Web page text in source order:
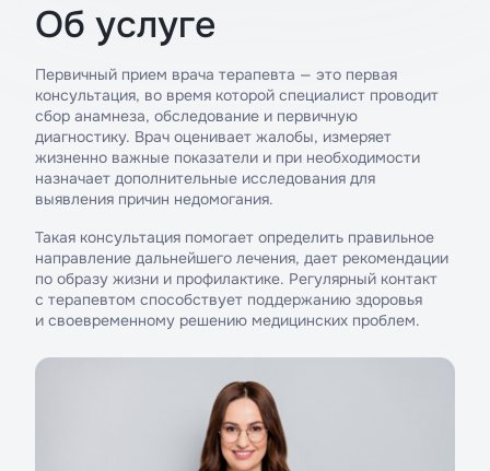
Об услуге
Первичный прием врача терапевта — это первая
консультация, во время которой специалист проводит
сбор анамнеза, обследование и первичную
диагностику. Врач оценивает жалобы, измеряет
жизненно важные показатели и при необходимости
назначает дополнительные исследования для
выявления причин недомогания.
Такая консультация помогает определить правильное
направление дальнейшего лечения, дает рекомендации
по образу жизни и профилактике. Регулярный контакт
с терапевтом способствует поддержанию здоровья
и своевременному решению медицинских проблем.